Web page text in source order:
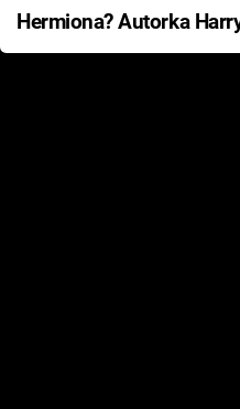
Hermiona? Autorka
Pottera přišla s ráznou